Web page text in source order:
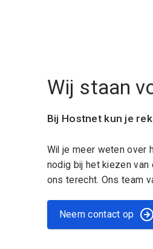
Wij staan
Bij Hostnet kun je
Wil je meer weten over
nodig bij het kiezen
ons terecht. Ons team
Neem contact op